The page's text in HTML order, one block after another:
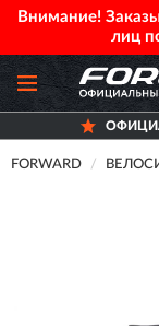
Внимание!
лиц
FORWARD